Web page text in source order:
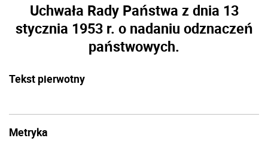
Uchwała Rady Państwa z dnia 13
stycznia 1953 r. o nadaniu odznaczeń
państwowych.
Tekst pierwotny
Metryka